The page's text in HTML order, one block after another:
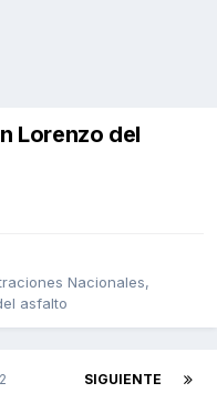
Lorenzo del
Nacionales,
asfalto
SIGUIENTE